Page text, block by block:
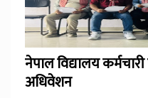
नेपाल विद्यालय
अधिवेशन